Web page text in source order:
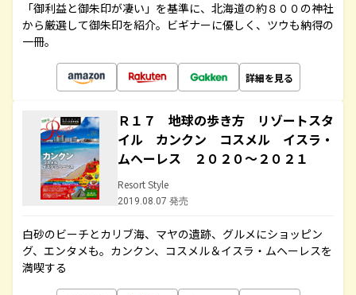
「御利益と御朱印が凄い」を基準に、北海道の約８００の神社
から厳選して御朱印を紹介。ビギナーに優しく、ツウも納得の
一冊。
詳細を見る
Ｒ１７ 地球の歩き方 リゾートスタ
イル カンクン コスメル イスラ・
ムヘーレス ２０２０～２０２１
Resort Style
2019.08.07 発売
白砂のビーチとカリブ海、マヤの遺跡、グルメにショッピン
グ、エンタメも。カンクン、コスメル＆イスラ・ムヘーレスを
満喫する